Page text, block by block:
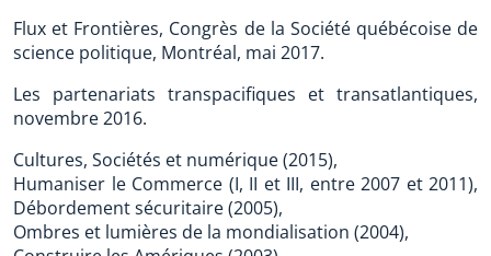
Flux et Frontières, Congrès de la Société québécoise de
science politique, Montréal, mai 2017.
Les partenariats transpacifiques et transatlantiques,
novembre 2016.
Cultures, Sociétés et numérique (2015),
Humaniser le Commerce (I, II et III, entre 2007 et 2011),
Débordement sécuritaire (2005),
Ombres et lumières de la mondialisation (2004),